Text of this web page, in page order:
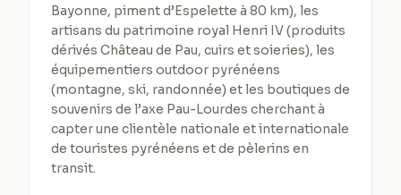
Bayonne, piment d’Espelette à 80 km), les
artisans du patrimoine royal Henri IV (produits
dérivés Château de Pau, cuirs et soieries), les
équipementiers outdoor pyrénéens
(montagne, ski, randonnée) et les boutiques de
souvenirs de l’axe Pau-Lourdes cherchant à
capter une clientèle nationale et internationale
de touristes pyrénéens et de pèlerins en
transit.